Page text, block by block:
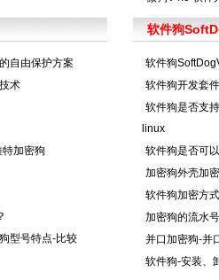
软件狗
自由保护方案
术
加密狗
型号特点-比较
软件狗
软件狗开发套
软件狗是否支
linux
软件狗是否可
加密狗外壳加
软件狗加密方
加密狗的流水
并口加密狗-并
软件狗-安装、